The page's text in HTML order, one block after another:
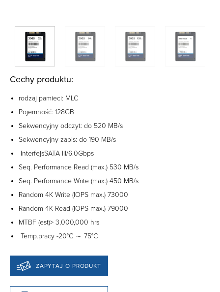
Cechy produktu:
rodzaj pamieci: MLC
Pojemność: 128GB
Sekwencyjny odczyt: do 520 MB/s
Sekwencyjny zapis: do 190 MB/s
InterfejsSATA III/6.0Gbps
Seq. Performance Read (max.) 530 MB/s
Seq. Performance Write (max.) 450 MB/s
Random 4K Write (IOPS max.) 73000
Random 4K Read (IOPS max.) 79000
MTBF (est)> 3,000,000 hrs
Temp.pracy -20°C ～ 75°C
ZAPYTAJ O PRODUKT